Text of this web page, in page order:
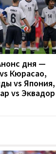
дня —
Кюрасао,
vs Япония,
vs Эквадор